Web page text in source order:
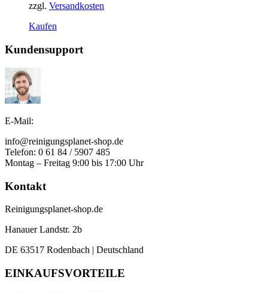
zzgl. Versandkosten
Kaufen
weist
mehrere
Produktseite
gewählt
werden
Kundensupport
E-Mail:
info@reinigungsplanet-shop.de
Telefon: 0 61 84 / 5907 485
Montag – Freitag 9:00 bis 17:00 Uhr
Kontakt
Reinigungsplanet-shop.de
Hanauer Landstr. 2b
DE 63517 Rodenbach | Deutschland
EINKAUFSVORTEILE